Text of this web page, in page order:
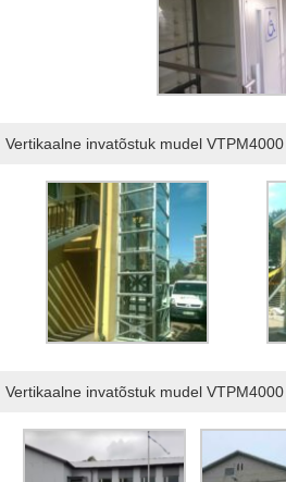
Vertikaalne invatõstuk mudel
Vertikaalne invatõstuk mudel